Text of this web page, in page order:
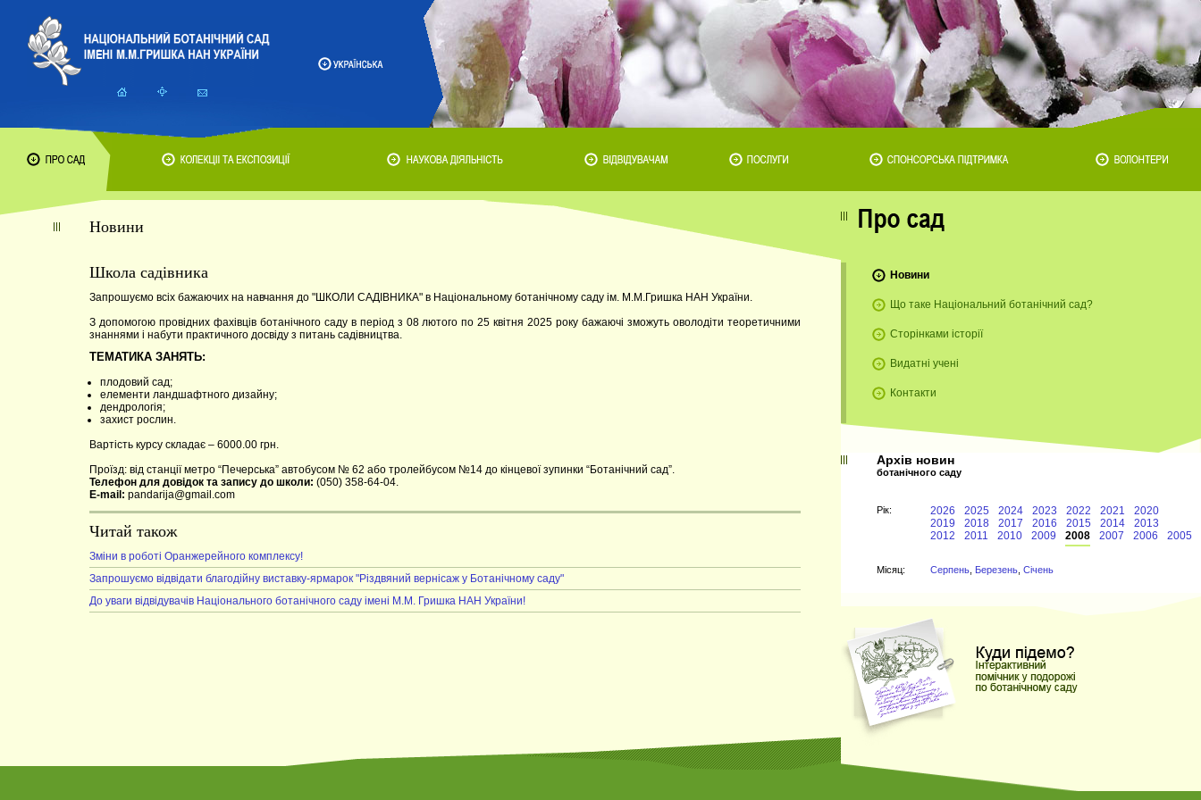
Новини
Школа садівника
Запрошуємо всіх бажаючих на навчання до "ШКОЛИ САДІВНИКА" в Національному ботанічному саду ім. М.М.Гришка НАН України.
З допомогою провідних фахівців ботанічного саду в період з 08 лютого по 25 квітня 2025 року бажаючі зможуть оволодіти теоретичними
знаннями і набути практичного досвіду з питань садівництва.
ТЕМАТИКА ЗАНЯТЬ:
плодовий сад;
елементи ландшафтного дизайну;
дендрологія;
захист рослин.
Вартість курсу складає – 6000.00 грн.
Проїзд: від станції метро “Печерська” автобусом № 62 або тролейбусом №14 до кінцевої зупинки “Ботанічний сад”.
Телефон для довідок та запису до школи: (050) 358-64-04.
E-mail: pandarija@gmail.com
Читай також
Зміни в роботі Оранжерейного комплексу!
Запрошуємо відвідати благодійну виставку-ярмарок "Різдвяний вернісаж у Ботанічному саду"
До уваги відвідувачів Національного ботанічного саду імені М.М. Гришка НАН України!
Новини
Що таке Національний ботанічний сад?
Сторінками історії
Видатні учені
Контакти
Архів новин
ботанічного саду
Рiк: 2026 2025 2024 2023 2022 2021
2020
2019
2018 2017 2016 2015 2014
2013
2012
2011 2010 2009 2008 2007 2006 2005
Мiсяц: Серпень Березень Січень